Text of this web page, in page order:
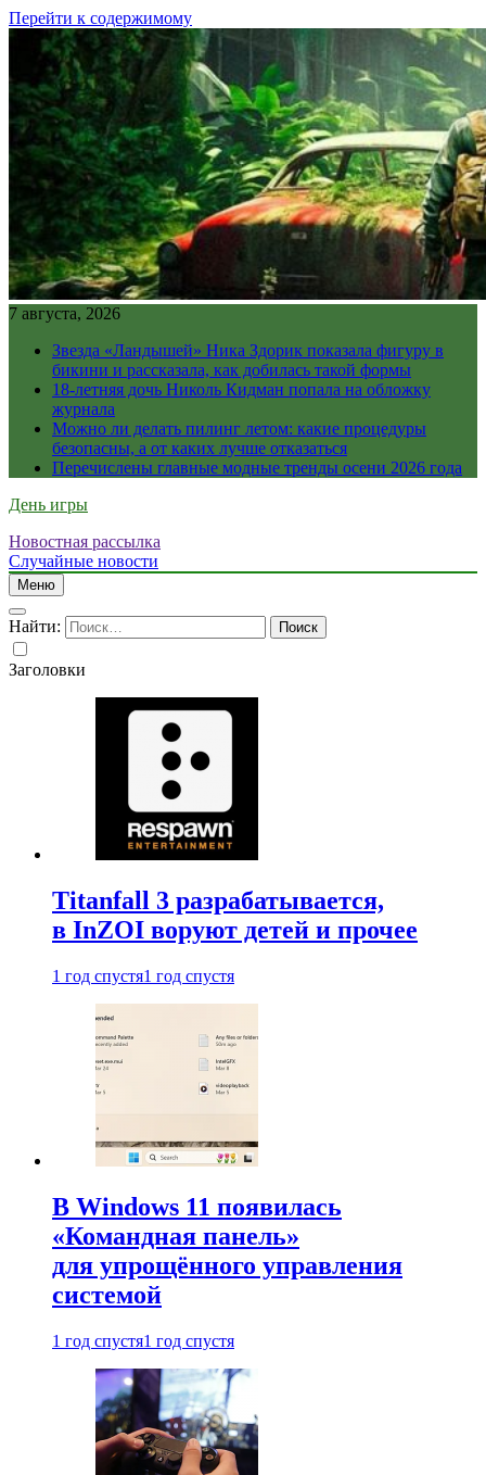
Перейти к содержимому
7 августа, 2026
Звезда «Ландышей» Ника Здорик показала фигуру в
бикини и рассказала, как добилась такой формы
18-летняя дочь Николь Кидман попала на обложку
журнала
Можно ли делать пилинг летом: какие процедуры
безопасны, а от каких лучше отказаться
Перечислены главные модные тренды осени 2026 года
День игры
Новостная рассылка
Случайные новости
Меню
Найти:
Заголовки
Titanfall 3 разрабатывается,
в InZOI воруют детей и прочее
1 год спустя1 год спустя
В Windows 11 появилась
«Командная панель»
для упрощённого управления
системой
1 год спустя1 год спустя